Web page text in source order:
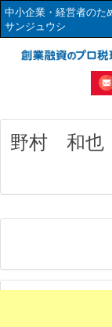
中小企業・経営者の
サンジュウシ
野村 和也